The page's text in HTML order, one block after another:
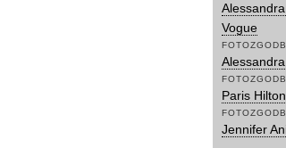
Vogue
Paris
Jennifer